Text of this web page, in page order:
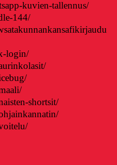
kuvien-tallennus/
144/
login/
shortsit/